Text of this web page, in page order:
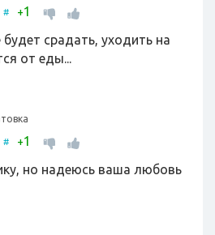
# +1
срадать, уходить на
от еды...
# +1
но надеюсь ваша любовь